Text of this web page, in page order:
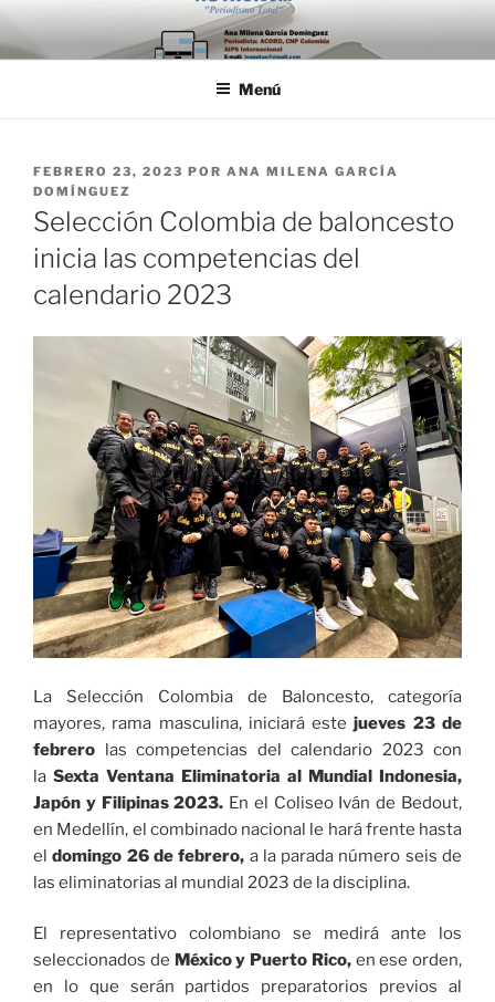
Saltar
al
contenido
Menú
PUBLICADO
EL
FEBRERO 23, 2023 POR ANA MILENA GARCÍA
DOMÍNGUEZ
Selección Colombia de baloncesto
inicia las competencias del
calendario 2023
La Selección Colombia de Baloncesto, categoría
mayores, rama masculina, iniciará este jueves 23 de
febrero las competencias del calendario 2023 con
la Sexta Ventana Eliminatoria al Mundial Indonesia,
Japón y Filipinas 2023. En el Coliseo Iván de Bedout,
en Medellín, el combinado nacional le hará frente hasta
eldomingo 26 de febrero, a la parada número seis de
las eliminatorias al mundial 2023 de la disciplina.
El representativo colombiano se medirá ante los
seleccionados de México y Puerto Rico,en ese orden,
en lo que serán partidos preparatorios previos al